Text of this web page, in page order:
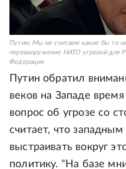
Путин: Мы не считаем какое бы то
перевооружение НАТО угрозой для
Федерации
Путин обратил
веков на Западе
вопрос об угрозе со
считает, что
выстраивать вокруг
политику. "На базе